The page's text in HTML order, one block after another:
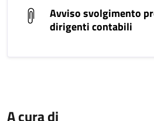
Avviso svolgimento
dirigenti contabili
A cura di